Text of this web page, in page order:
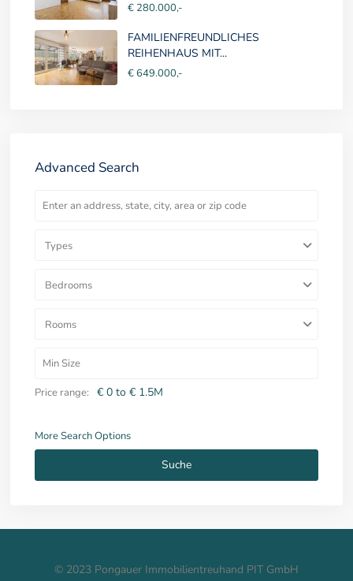
€ 280.000,-
FAMILIENFREUNDLICHES
REIHENHAUS MIT...
€ 649.000,-
Advanced Search
Types
Bedrooms
Rooms
Price range: € 0 to € 1.5M
More Search Options
Suche
© 2023 Pongauer Immobilientreuhand PIT GmbH